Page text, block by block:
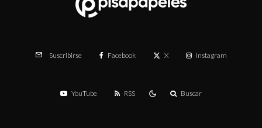
Suscribirse Facebook X Instagram
YouTube RSS Buscar